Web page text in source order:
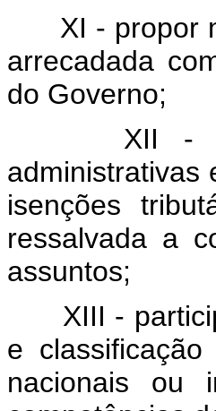
XI - propor
arrecadada
do Governo;
XII -
administrativas
isenções
ressalvada a
assuntos;
XIII -
e
nacionais ou